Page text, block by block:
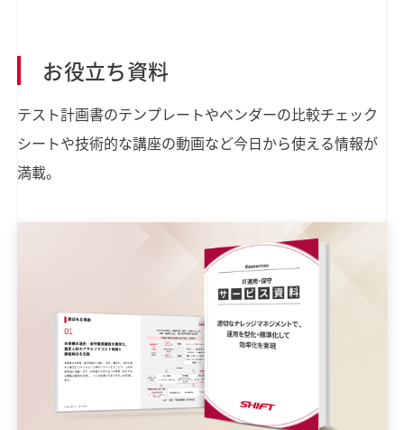
お役立ち資料
テスト計画書のテンプレートやベンダーの比較チェック
シートや技術的な講座の動画など今日から使える情報が
満載。